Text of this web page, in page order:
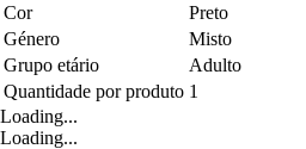
Cor
Preto
Género
Misto
Grupo etário
Adulto
Quantidade por produto 1
Loading...
Loading...